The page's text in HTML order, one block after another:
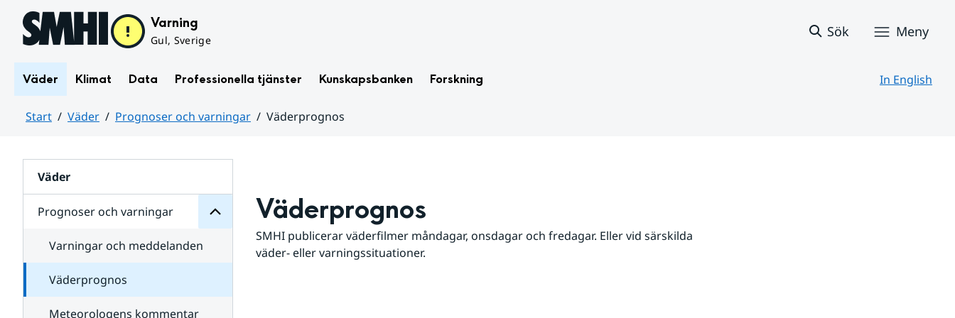
Hoppa till sidans innehåll Varning
Gul, Sverige
Sök Meny
Väder Klimat Data Professionella tjänster Kunskapsbanken Forskning In English
Start Väder Prognoser och varningar
Väderprognos
Väder
Prognoser och varningar
för
varningar
Varningar och meddelanden
Väderprognos
Meteorologens kommentar
Väderprognos
SMHI publicerar väderfilmer måndagar, onsdagar och fredagar. Eller vid särskilda
väder- eller varningssituationer.